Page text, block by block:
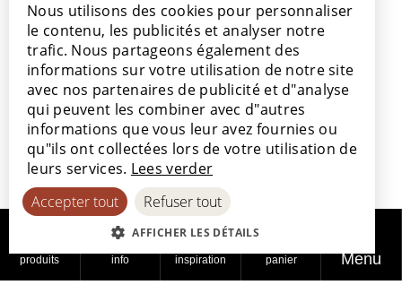
produits info inspiration panier Menu
Venez nous rendre visite
Nos points de vente
Avec le soutien de
© 2026
Politique de
Politique en
Déclaration
ENGLISH
FRENCH
SPANISH
Nous utilisons des cookies pour personnaliser
le contenu, les publicités et analyser notre
trafic. Nous partageons également des
informations sur votre utilisation de notre site
avec nos partenaires de publicité et d"analyse
qui peuvent les combiner avec d"autres
informations que vous leur avez fournies ou
qu"ils ont collectées lors de votre utilisation de
leurs services. Lees verder
Accepter tout
Refuser tout
AFFICHER LES DÉTAILS